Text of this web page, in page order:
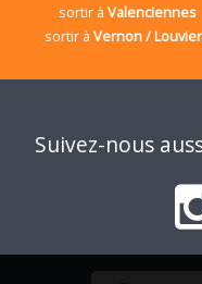
sortir à Valenciennes
sortir àVernon /
Suivez-nous